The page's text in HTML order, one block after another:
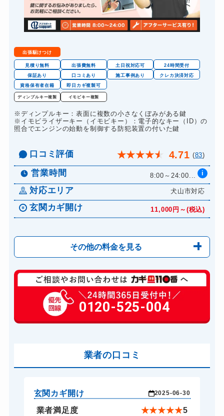
出張駆けつけ
見積り無料 出張費無料 土日祝対応可
24時間受付
保証あり
口コミあり 施工事例あり
クレカ決済対応
資格保有者在籍
即日カギ複製可
ディンプルキー複製 イモビキー複製
※ディンプルキー：表面に複数の小さなくぼみがある鍵
※イモビライザーキー（イモビキー）：電子的なキー（ID）の
照合でエンジンの始動を制御する防犯装置の付いた鍵
口コミ評価 ★★★★★ 4.71 (83)
営業時間 8:00～24:00... i
対応エリア 犬山市対応
玄関カギ開け 11,000円～(税込)
その他の料金を見る
玄関カギ修理 8,800円～(税込)
玄関カギ作成 3,300円～(税込)
玄関カギ交換 18,700円～(税込)
バイクカギ開け
スーツケースカギ開け 8,250円～(税込)
金庫カギ開け 5,500円～(税込)
0120-525-004
業者の口コミ
玄関カギ開け 2025-06-30
業者満足度 ★★★★★5